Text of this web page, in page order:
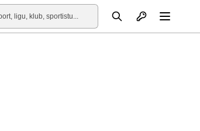
Otvori profil